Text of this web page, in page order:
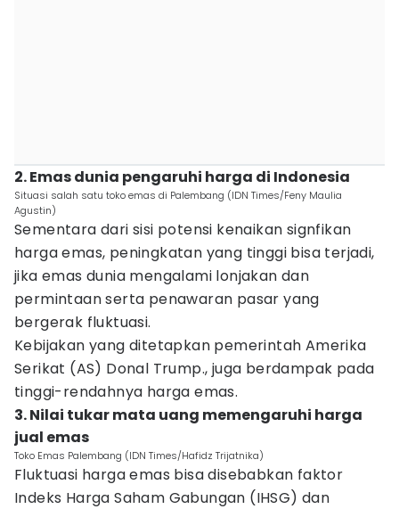
2. Emas dunia pengaruhi harga di Indonesia
Situasi salah satu toko emas di Palembang (IDN Times/Feny Maulia
Agustin)
Sementara dari sisi potensi kenaikan signfikan
harga emas, peningkatan yang tinggi bisa terjadi,
jika emas dunia mengalami lonjakan dan
permintaan serta penawaran pasar yang
bergerak fluktuasi.
Kebijakan yang ditetapkan pemerintah Amerika
Serikat (AS) Donal Trump., juga berdampak pada
tinggi-rendahnya harga emas.
3. Nilai tukar mata uang memengaruhi harga
jual emas
Toko Emas Palembang (IDN Times/Hafidz Trijatnika)
Fluktuasi harga emas bisa disebabkan faktor
Indeks Harga Saham Gabungan (IHSG) dan